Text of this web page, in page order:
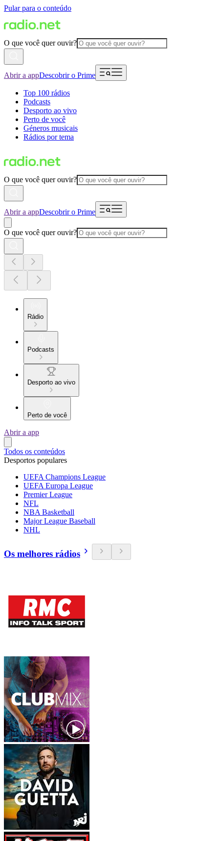
Pular para o conteúdo
O que você quer ouvir?
Abrir a appDescobrir o Prime
Top 100 rádios
Podcasts
Desporto ao vivo
Perto de você
Géneros musicais
Rádios por tema
O que você quer ouvir?
Abrir a appDescobrir o Prime
O que você quer ouvir?
Rádio
Podcasts
Desporto ao vivo
Perto de você
Abrir a app
Todos os conteúdos
Desportos populares
UEFA Champions League
UEFA Europa League
Premier League
NFL
NBA Basketball
Major League Baseball
NHL
Os melhores rádios